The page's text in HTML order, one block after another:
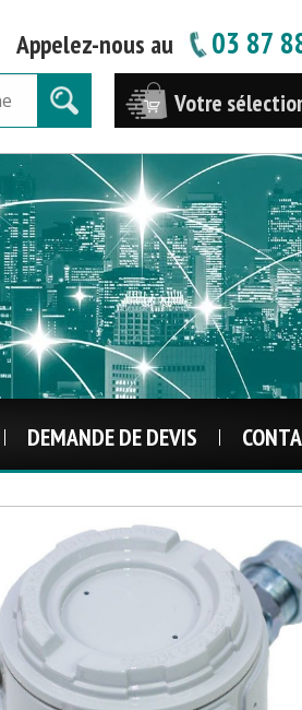
Appelez-nous au 03 87
Votre
DEMANDE DE DEVIS